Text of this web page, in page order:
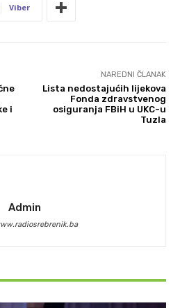
Viber
i
NAREDNI ČLANAK
Lista nedostajućih lijekova
Fonda zdravstvenog
osiguranja FBiH u UKC-u
Tuzla
Admin